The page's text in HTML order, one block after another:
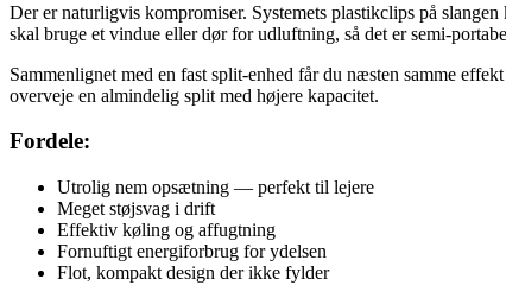
Der er naturligvis kompromiser. Systemets plastikclips på
skal bruge et vindue eller dør for udluftning, så det er semi-
Sammenlignet med en fast split-enhed får du næsten samme
overveje en almindelig split med højere kapacitet.
Fordele:
Utrolig nem opsætning — perfekt til lejere
Meget støjsvag i drift
Effektiv køling og affugtning
Fornuftigt energiforbrug for ydelsen
Flot, kompakt design der ikke fylder